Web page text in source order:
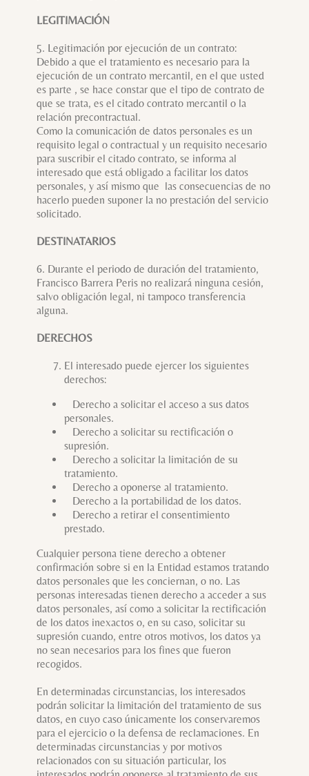
LEGITIMACIÓN
5. Legitimación por ejecución de un contrato:
Debido a que el tratamiento es necesario para la
ejecución de un contrato mercantil, en el que usted
es parte , se hace constar que el tipo de contrato de
que se trata, es el citado contrato mercantil o la
relación precontractual.
Como la comunicación de datos personales es un
requisito legal o contractual y un requisito necesario
para suscribir el citado contrato, se informa al
interesado que está obligado a facilitar los datos
personales, y así mismo que las consecuencias de no
hacerlo pueden suponer la no prestación del servicio
solicitado.
DESTINATARIOS
6. Durante el periodo de duración del tratamiento,
Francisco Barrera Peris no realizará ninguna cesión,
salvo obligación legal, ni tampoco transferencia
alguna.
DERECHOS
El interesado puede ejercer los siguientes
derechos:
Derecho a solicitar el acceso a sus datos
personales.
Derecho a solicitar su rectificación o
supresión.
Derecho a solicitar la limitación de su
tratamiento.
Derecho a oponerse al tratamiento.
Derecho a la portabilidad de los datos.
Derecho a retirar el consentimiento
prestado.
Cualquier persona tiene derecho a obtener
confirmación sobre si en la Entidad estamos tratando
datos personales que les conciernan, o no. Las
personas interesadas tienen derecho a acceder a sus
datos personales, así como a solicitar la rectificación
de los datos inexactos o, en su caso, solicitar su
supresión cuando, entre otros motivos, los datos ya
no sean necesarios para los fines que fueron
recogidos.
En determinadas circunstancias, los interesados
podrán solicitar la limitación del tratamiento de sus
datos, en cuyo caso únicamente los conservaremos
para el ejercicio o la defensa de reclamaciones. En
determinadas circunstancias y por motivos
relacionados con su situación particular, los